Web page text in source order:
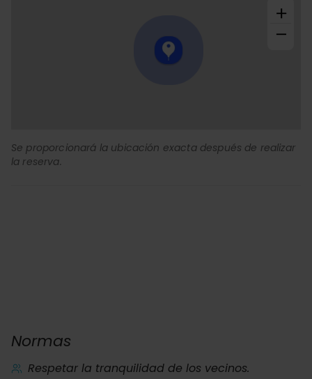
+
−
Se proporcionará la ubicación exacta después de realizar
la reserva.
Normas
Respetar la tranquilidad de los vecinos.